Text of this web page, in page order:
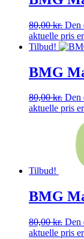
80,00kr. Den
aktuelle pris
Tilbud!
BMG
80,00kr. Den
aktuelle pris
Tilbud!
BMG
80,00kr. Den
aktuelle pris